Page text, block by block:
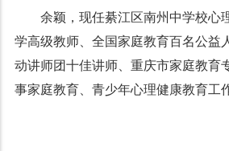
余颖，现任綦江区南州中学校心
学高级教师、全国家庭教育百名公益
动讲师团十佳讲师、重庆市家庭教育
事家庭教育、青少年心理健康教育工